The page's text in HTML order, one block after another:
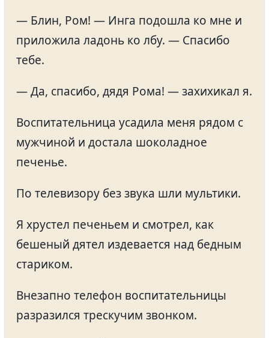
— Блин, Ром! — Инга подошла ко мне и
приложила ладонь ко лбу. — Спасибо
тебе.
— Да, спасибо, дядя Рома! — захихикал я.
Воспитательница усадила меня рядом с
мужчиной и достала шоколадное
печенье.
По телевизору без звука шли мультики.
Я хрустел печеньем и смотрел, как
бешеный дятел издевается над бедным
стариком.
Внезапно телефон воспитательницы
разразился трескучим звонком.